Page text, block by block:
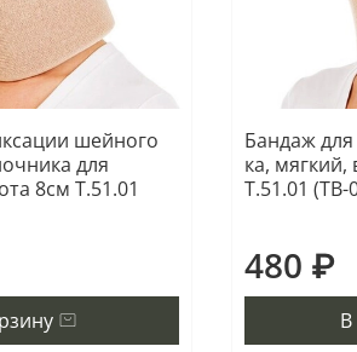
шейного
для
8см Т.51.01
Бандаж
ка, мягкий,
Т.51.01 (ТВ-
480 ₽
В